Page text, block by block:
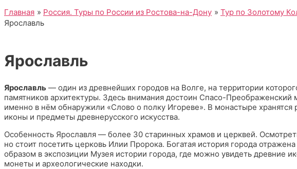
Главная Россия. Туры по России из Ростова-на-Дону
Тур по Золотому
Ярославль
Ярославль
Ярославль — один из древнейших городов на Волге, на территории
памятников архитектуры. Здесь внимания достоин Спасо-Преображенский
именно в нём обнаружили «Слово о полку Игореве». В монастыре
иконы и предметы древнерусского искусства.
Особенность Ярославля — более 30 старинных храмов и церквей.
но стоит посетить церковь Илии Пророка. Богатая история города
образом в экспозиции Музея истории города, где можно увидеть древние
монеты и археологические находки.